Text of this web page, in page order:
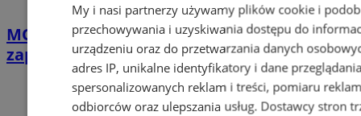
MOSiR Zabrze z nowym prezesem. Miasto
zapowiada przegląd procedur
My i nasi partnerzy używamy plików cookie i
przechowywania i uzyskiwania dostępu do
urządzeniu oraz do przetwarzania danych
adres IP, unikalne identyfikatory i dane
spersonalizowanych reklam i treści, pomiaru
odbiorców oraz ulepszania usług. Dostawcy stron